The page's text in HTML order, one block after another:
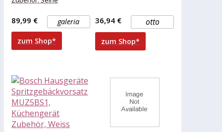
für müheloses Zerkleinern
von Fleisch
galeria
89,99 €
zum Shop*
otto
36,94 €
zum Shop*